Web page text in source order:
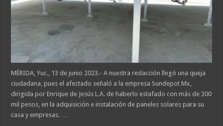
MÉRIDA, Yuc., 13 de junio 2023.- A nuestra redacción llegó una queja
ciudadana, pues el afectado señaló a la empresa Sundepot Mx,
dirigida por Enrique de Jesús L.A. de haberlo estafado con más de 300
mil pesos, en la adquisición e instalación de paneles solares para su
casa y empresas. …